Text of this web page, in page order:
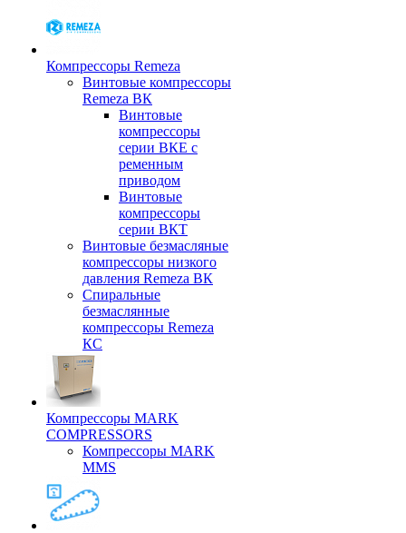
Компрессоры Remeza
Винтовые компрессоры
Remeza ВК
Винтовые
компрессоры
серии ВКЕ с
ременным
приводом
Винтовые
компрессоры
серии ВКТ
Винтовые безмасляные
компрессоры низкого
давления Remeza ВК
Спиральные
безмаслянные
компрессоры Remeza
КС
Компрессоры MARK
COMPRESSORS
Компрессоры MARK
MMS